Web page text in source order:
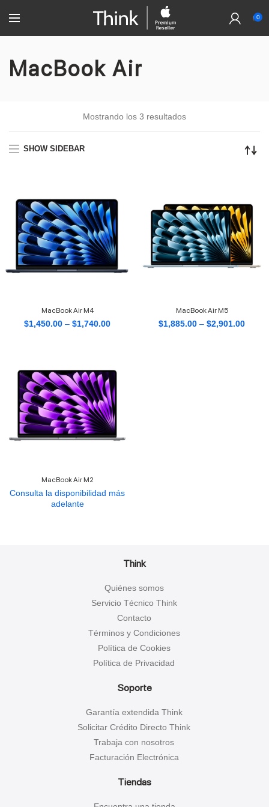
0
MacBook Air
Mostrando los 3 resultados
SHOW SIDEBAR
MacBook Air M4
$1,450.00 – $1,740.00
MacBook Air M5
$1,885.00 – $2,901.00
MacBook Air M2
Consulta la disponibilidad más
adelante
Think
Quiénes somos
Servicio Técnico Think
Contacto
Términos y Condiciones
Política de Cookies
Política de Privacidad
Soporte
Garantía extendida Think
Solicitar Crédito Directo Think
Trabaja con nosotros
Facturación Electrónica
Tiendas